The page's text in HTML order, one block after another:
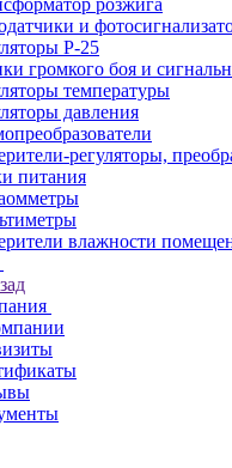
розжига
и
Р-25
громкого боя и
температуры
давления
регуляторы,
питания
влажности